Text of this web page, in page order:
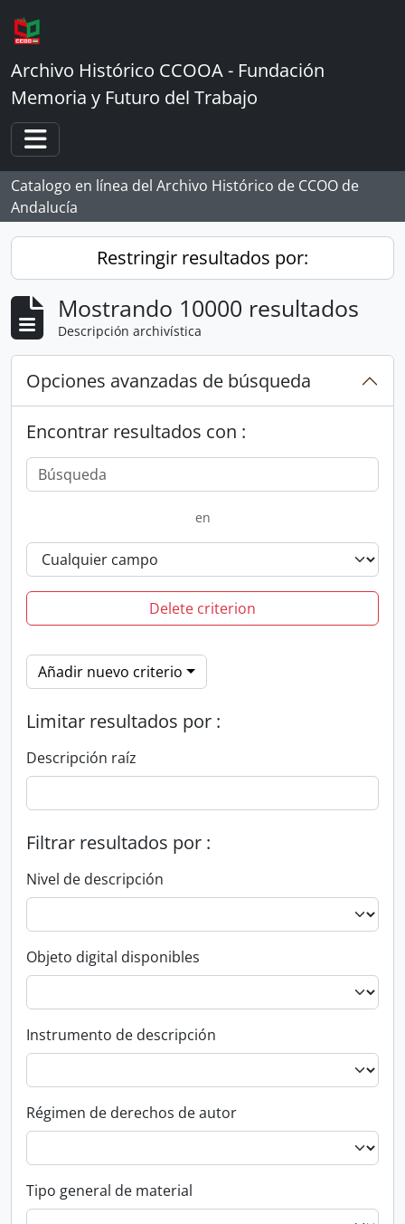
Skip to main content
Archivo Histórico CCOOA - Fundación
Memoria y Futuro del Trabajo
Toggle navigation
Catalogo en línea del Archivo Histórico de CCOO de
Andalucía
Restringir resultados por:
Mostrando 10000 resultados
Descripción archivística
Opciones avanzadas de búsqueda
Encontrar resultados con :
en
Delete criterion
Añadir nuevo criterio
Limitar resultados por :
Descripción raíz
Filtrar resultados por :
Nivel de descripción
Objeto digital disponibles
Instrumento de descripción
Régimen de derechos de autor
Tipo general de material